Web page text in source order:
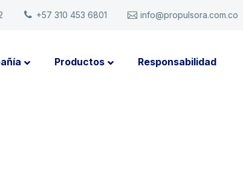
+57 310 453 6801 info@propulsora.com.co
Productos Responsabilidad